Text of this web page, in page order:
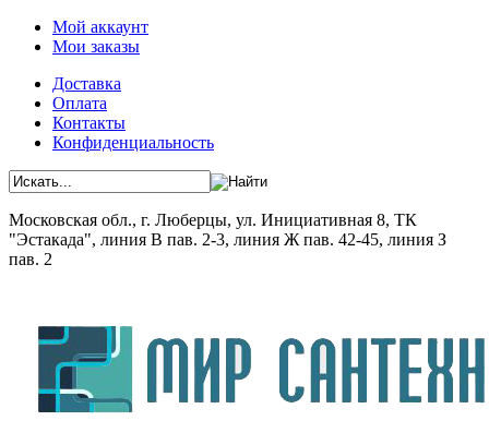
Мой аккаунт
Мои заказы
Доставка
Оплата
Контакты
Конфиденциальность
Московская обл., г. Люберцы, ул. Инициативная 8, ТК
"Эстакада", линия В пав. 2-3, линия Ж пав. 42-45, линия З
пав. 2